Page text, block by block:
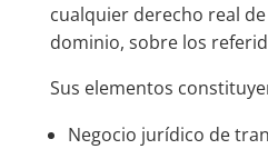
cualquier derecho real
dominio, sobre los
Sus elementos
Negocio jurídico de